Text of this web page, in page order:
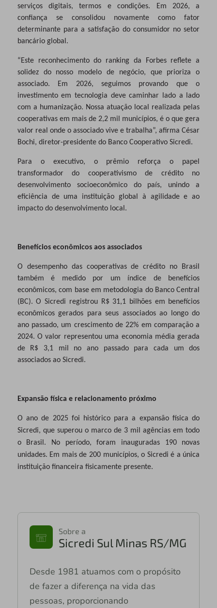
serviços digitais, termos e condições. Em 2026, a
confiança se consolidou novamentecomo fator
determinante para a satisfação do consumidor no setor
bancário global.
“Este reconhecimento do ranking da Forbes reflete a
solidez do nosso modelo de negócio, que prioriza o
associado. Em 2026, seguimos provando que o
investimento em tecnologia deve caminhar lado a lado
com a humanização. Nossa atuação local realizada pelas
cooperativas em mais de 2,2 mil municípios, é o que gera
valor real onde o associado vive e trabalha”, afirma César
Bochi, diretor-presidente do Banco Cooperativo Sicredi.
Para o executivo, o prêmio reforça o papel
transformador do cooperativismo de crédito no
desenvolvimento socioeconômico do país, unindo a
eficiência de uma instituição global à agilidade e ao
impacto do desenvolvimento local.
Benefícios econômicos aos associados
O desempenho das cooperativas de crédito no Brasil
também é medido por um índice de benefícios
econômicos,com base em metodologia do Banco Central
(BC). O Sicredi registrou R$ 31,1 bilhões em benefícios
econômicos gerados para seus associados ao longo do
ano passado, um crescimento de 22% em comparação a
2024. O valor representou uma economia média gerada
de R$ 3,1 mil no ano passado para cada um dos
associados ao Sicredi.
Expansão física e relacionamento próximo
O ano de 2025 foi histórico para a expansão física do
Sicredi, que superou o marco de 3 mil agências em todo
o Brasil. No período, foram inauguradas 190 novas
unidades. Em mais de 200 municípios, o Sicredi é a única
instituição financeira fisicamente presente.
Sobre a
Sicredi Sul Minas RS/MG
Desde 1981 atuamos com o propósito
de fazer a diferença na vida das
pessoas, proporcionando